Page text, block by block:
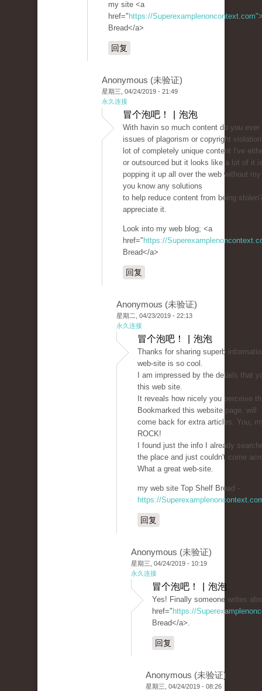
my site <a
href=" https://
Bread</a>
回复
Anonymous (未验证)
星期三, 04/24/2019 - 21:49
永久连接
冒个泡吧！ | 泡泡
With havin so much content do you ever
issues of plagorism or copyright
lot of completely unique content I've
or outsourced but it looks like a lot of it
popping it up all over the web without
you know any solutions
to help reduce content from being
appreciate it.
Look into my web blog; <a
href=" https://
Bread</a>
回复
Anonymous (未验证)
星期二, 04/23/2019 - 22:13
永久连接
冒个泡吧！ | 泡泡
Thanks for sharing superb
web-site is so cool.
I am impressed by the details that
this web site.
It reveals how nicely you perceive
Bookmarked this website page, will
come back for extra articles. You,
ROCK!
I found just the info I already
the place and just couldn't come
What a great web-site.
my web site Top Shelf Bread -
https://
回复
Anonymous (未验证)
星期三, 04/24/2019 - 10:19
永久连接
冒个泡吧！ | 泡泡
Yes! Finally someone writes
href=" https://
Bread</a>.
回复
Anonymous (未验证)
星期三, 04/24/2019 - 08:26